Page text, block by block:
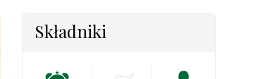
Składniki